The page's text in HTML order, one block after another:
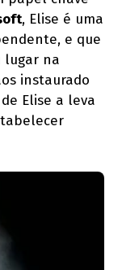
, Elise é uma
e que
lugar na
instaurado
Elise a leva